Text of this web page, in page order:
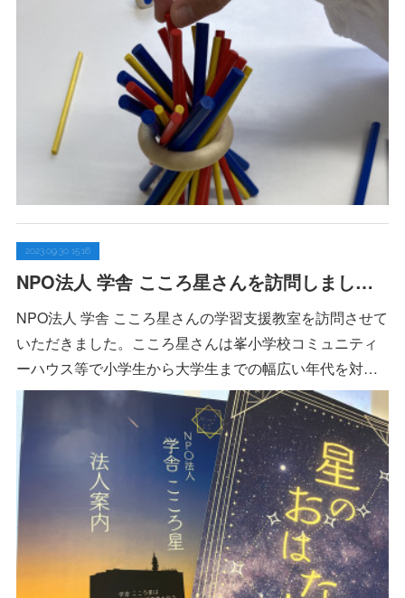
2023.09.30 15:16
NPO法人 学舎 こころ星さんを訪問しました:9/24
NPO法人 学舎 こころ星さんの学習支援教室を訪問させて
いただきました。こころ星さんは峯小学校コミュニティ
ーハウス等で小学生から大学生までの幅広い年代を対…